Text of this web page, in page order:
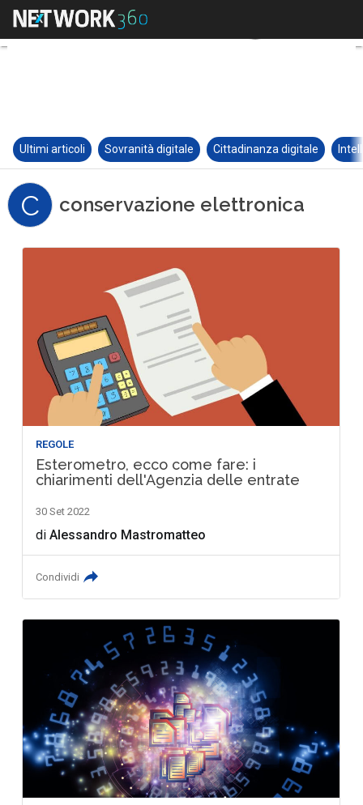
Ultimi articoli Sovranità digitale Cittadinanza digitale
C conservazione elettronica
REGOLE
Esterometro, ecco come fare: i
chiarimenti dell'Agenzia delle entrate
30 Set 2022
diAlessandro Mastromatteo
Condividi